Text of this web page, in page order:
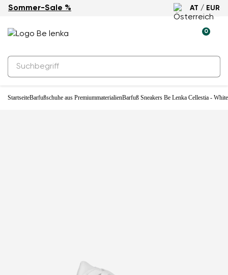
Sommer-Sale % AT / EUR
0
StartseiteBarfußschuhe aus PremiummaterialienBarfuß Sneakers Be Lenka Cellestia -